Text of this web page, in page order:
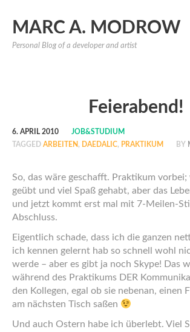
MARC A. MODROW
Personal Blog of a developer and artist
Feierabend!
6. APRIL 2010
JOB&STUDIUM
TAGGED ARBEITEN , DAEDALIC, PRAKTIKUM BY
So, das wäre geschafft. Praktikum vorbei;
geübt und viel Spaß gehabt, aber das
und jetzt kommt erst mal mit 7-Meilen-
Abschluss.
Eigentlich schade, dass ich die ganzen
ich kennen gelernt hab so schnell wohl
werde – aber es gibt ja noch Skype! Das
während des Praktikums DER
den Kollegen, egal ob sie nebenan, einen
am nächsten Tisch saßen
Und auch Ostern habe ich überlebt. Viel